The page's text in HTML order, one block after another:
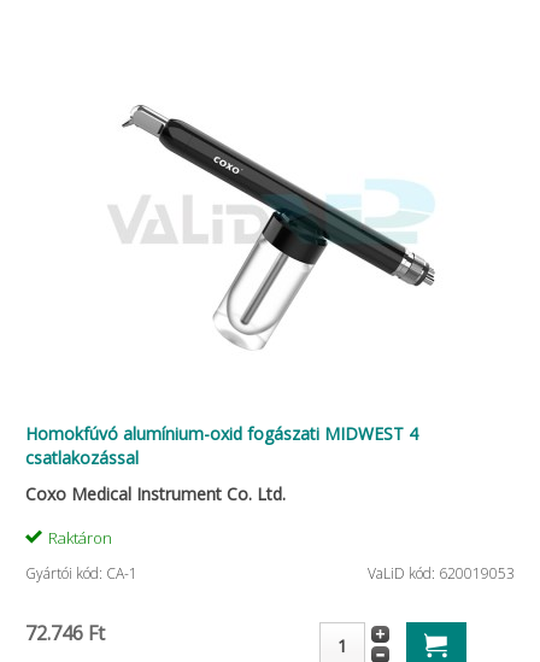
Homokfúvó alumínium-oxid fogászati MIDWEST 4
csatlakozással
Coxo Medical Instrument Co. Ltd.
Raktáron
Gyártói kód: CA-1 VaLiD kód: 620019053
72.746 Ft